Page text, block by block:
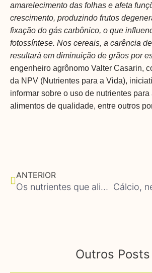
amarelecimento das folhas e afeta
crescimento, produzindo frutos
fixação do gás carbônico, o que
fotossíntese. Nos cereais, a carência
resultará em diminuição de grãos por
engenheiro agrônomo Valter Casarin,
da NPV (Nutrientes para a Vida),
informar sobre o uso de nutrientes
alimentos de qualidade, entre outros
ANTERIOR
Os nutrientes que alimentam a vida no planeta
Outros Posts